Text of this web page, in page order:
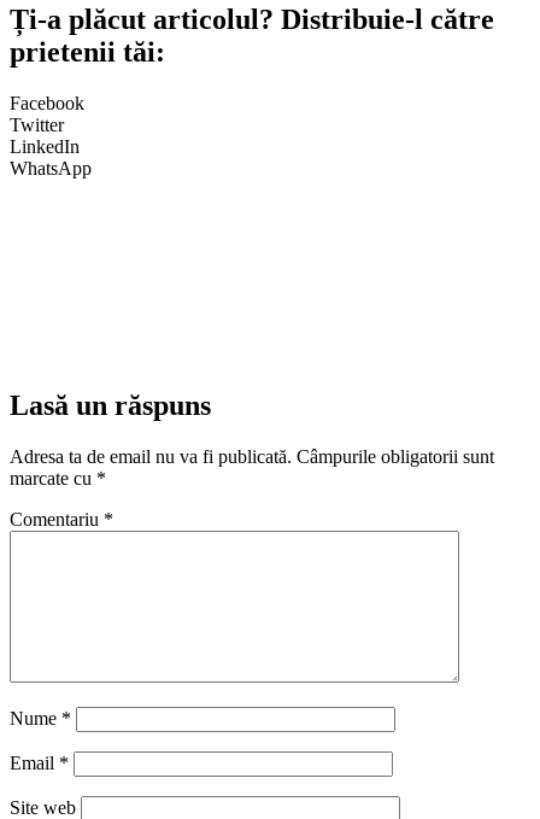
Ți-a plăcut articolul? Distribuie-l către
prietenii tăi:
Facebook
Twitter
LinkedIn
WhatsApp
Lasă un răspuns
Adresa ta de email nu va fi publicată. Câmpurile obligatorii sunt
marcate cu *
Comentariu *
Nume *
Email *
Site web